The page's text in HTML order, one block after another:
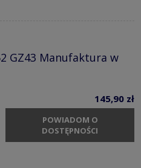
GZ43 Manufaktura w
145,90 zł
POWIADOM O
DOSTĘPNOŚCI